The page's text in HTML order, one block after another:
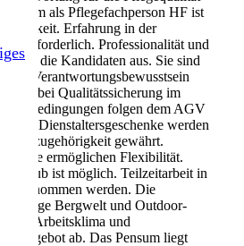
in die Schweiz: Leben, Kultur
und Alltag (2026)
als Pflegefachperson HF ist
Tätigkeit. Erfahrung in der
erforderlich. Professionalität und
die Kandidaten aus. Sie sind
mit Verantwortungsbewusstsein
wobei Qualitätssicherung im
folgen dem AGV
Dienstaltersgeschenke werden
gewährt.
ermöglichen Flexibilität.
Urlaub ist möglich. Teilzeitarbeit in
werden. Die
Bergwelt und Outdoor-
Arbeitsklima und
Angebot ab. Das Pensum liegt